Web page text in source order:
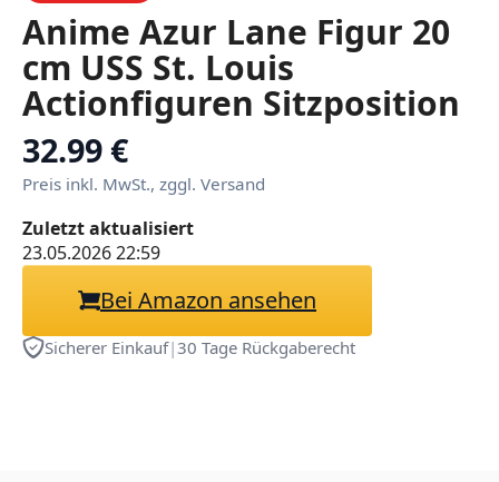
Anime Azur Lane Figur 20
cm USS St. Louis
Actionfiguren Sitzposition
Figur Schöne Statue
Desktop Dekoration
Sammlerstücke Geschenk
für Fans
32.99 €
Preis inkl. MwSt., zggl. Versand
Zuletzt aktualisiert
23.05.2026 22:59
Bei Amazon ansehen
Sicherer Einkauf|30 Tage Rückgaberecht